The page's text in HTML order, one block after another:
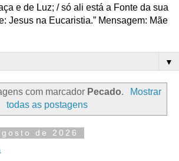
e de Luz; / só ali está a Fonte da sua
Jesus na Eucaristia.” Mensagem: Mãe
▼
com marcador Pecado.
Mostrar
todas as postagens
de 2026